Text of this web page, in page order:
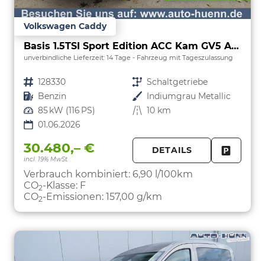
Volkswagen Caddy
Basis 1.5TSI Sport Edition ACC Kam GV5 App
unverbindliche Lieferzeit: 14 Tage Fahrzeug mit Tageszulassung
Fahrzeugnr. 128330 Getriebe Schaltgetriebe
Kraftstoff Benzin Außenfarbe Indiumgrau Metallic
Leistung 85 kW (116 PS) Kilometerstand 10 km
01.06.2026
30.480,– €
incl. 19% MwSt.
DETAILS
Verbrauch kombiniert: 6,90 l/100km
CO2-Klasse: F
CO2-Emissionen: 157,00 g/km